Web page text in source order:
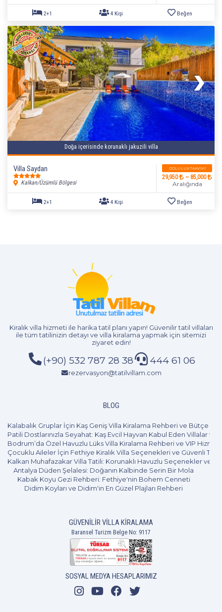
3+1 Beğen
Doğa içerisinde korunaklı jakuzili villa
Villa Saydan
Kalkan/Üzümlü Bölgesi
DOLULUK TAKVIMI
29,950 ~ 85,000
Aralığında
Kiralık villa hizmetiile harika tatil planı yapın! Güvenilir tatil villaları
ile tüm tatilinizin detayı ve villa kiralama yapmak için sitemizi
ziyaret edin!
(+90) 532 787 28 38 444 61 06
rezervasyon@tatilvillam.com
BLOG
Kalabalık Gruplar İçin Kaş Geniş Villa Kiralama Rehberi ve Bütçe
Patili Dostlarınızla Seyahat: Kaş Evcil Hayvan Kabul Eden Villalar ve
Bodrum’da Özel Havuzlu Lüks Villa Kiralama Rehberi ve VIP
Çocuklu Aileler İçin Fethiye Kiralık Villa Seçenekleri ve Güvenli
Kalkan Muhafazakar Villa Tatili: Korunaklı Havuzlu Seçenekler ve
Antalya Düden Şelalesi: Doğanın Kalbinde Serin Bir Mola
Kabak Koyu Gezi Rehberi: Fethiye'nin Bohem Cenneti
Didim Koyları ve Didim'in En Güzel Plajları Rehberi
GÜVENILIR VILLA KIRALAMA
Baransel Turizm Belge No: 9117
SOSYAL MEDYA HESAPLARIMIZ